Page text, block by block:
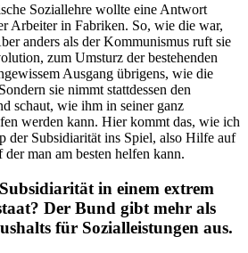
Soziallehre wollte eine Antwort
Arbeiter in Fabriken. So, wie die war,
anders als der Kommunismus ruft sie
zum Umsturz der bestehenden
Ausgang übrigens, wie die
sie nimmt stattdessen den
schaut, wie ihm in seiner ganz
werden kann. Hier kommt das, wie ich
der Subsidiarität ins Spiel, also Hilfe auf
der man am besten helfen kann.
in einem extrem
Der Bund gibt mehr als
für Sozialleistungen aus.